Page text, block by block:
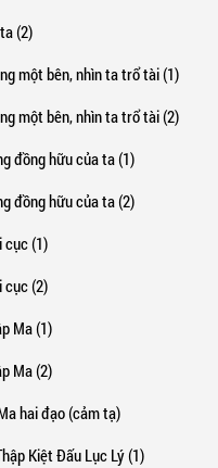
(2)
một bên, nhìn ta trổ tài (1)
một bên, nhìn ta trổ tài (2)
đồng hữu của ta (1)
đồng hữu của ta (2)
cục (1)
cục (2)
Ma (1)
Ma (2)
hai đạo (cảm tạ)
Kiệt Đấu Lục Lý (1)